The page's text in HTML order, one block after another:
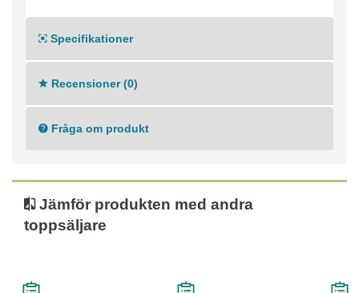
Kompatibla med: Brother QL 500, 500A, 500BS,
Storlek (i mm): 38 x 90
Färg: Vit
Specifikationer
Recensioner (0)
Fråga om produkt
Jämför produkten med andra
toppsäljare